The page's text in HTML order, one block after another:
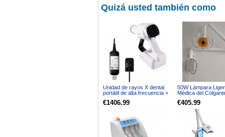
Quizá usted también como
Unidad de rayos X dental
portátil de alta frecuencia +
X
€1406.99
50W Lámpara
Médica del
Shadowless del
€405.99